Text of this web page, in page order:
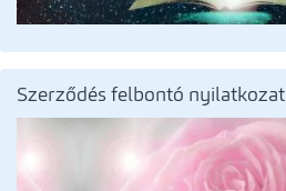
Szerződés felbontó nyilatkozat